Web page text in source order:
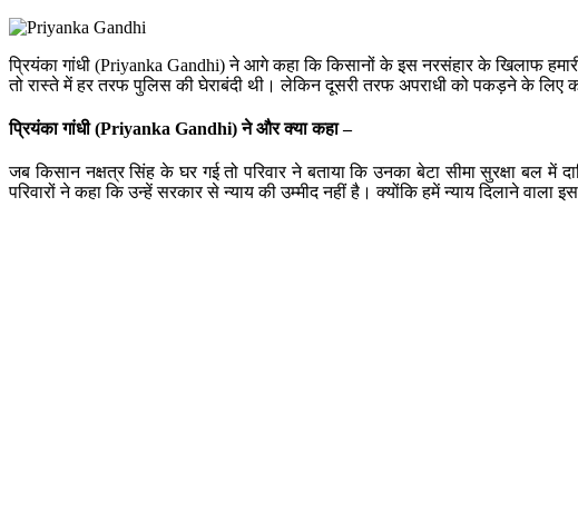
प्रियंका गांधी (Priyanka Gandhi) ने आगे कहा कि किसानों के इस नरसंहार के खिलाफ
तो रास्ते में हर तरफ पुलिस की घेराबंदी थी। लेकिन दूसरी तरफ अपराधी को पकड़ने के लिए
प्रियंका गांधी (Priyanka Gandhi) ने और क्या कहा –
जब किसान नक्षत्र सिंह के घर गई तो परिवार ने बताया कि उनका बेटा सीमा सुरक्षा
परिवारों ने कहा कि उन्हें सरकार से न्याय की उम्मीद नहीं है। क्योंकि हमें न्याय दिलाने वाला